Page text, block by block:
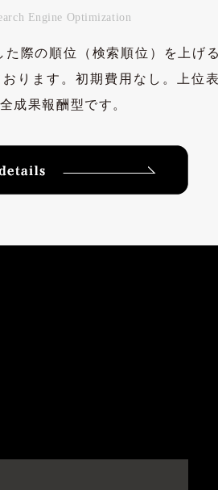
Engine Optimization
た際の順位（検索順位）を上げ
ります。初期費用なし。上位
成果報酬型です。
See